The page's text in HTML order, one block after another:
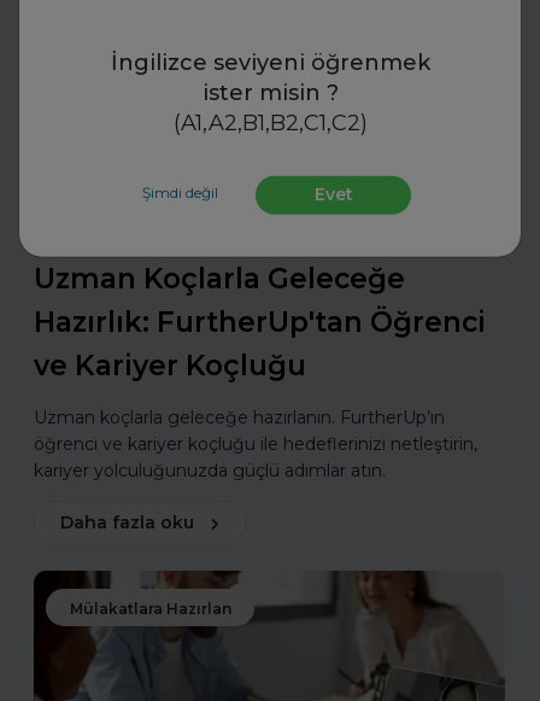
İngilizce seviyeni öğrenmek
ister misin ?
(A1,A2,B1,B2,C1,C2)
Şimdi değil Evet
Uzman Koçlarla Geleceğe
Hazırlık: FurtherUp'tan Öğrenci
ve Kariyer Koçluğu
Uzman koçlarla geleceğe hazırlanın. FurtherUp’ın
öğrenci ve kariyer koçluğu ile hedeflerinizi netleştirin,
kariyer yolculuğunuzda güçlü adımlar atın.
Daha fazla oku
Mülakatlara Hazırlan